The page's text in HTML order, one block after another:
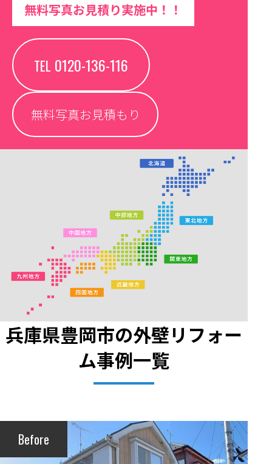
無料写真お見積り実施中！！
TEL 0120-136-116
無料写真お見積もり
兵庫県豊岡市の外壁リフォー
ム事例一覧
Before